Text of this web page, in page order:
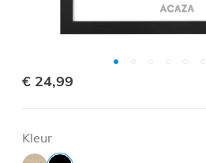
€ 24,99
Kleur